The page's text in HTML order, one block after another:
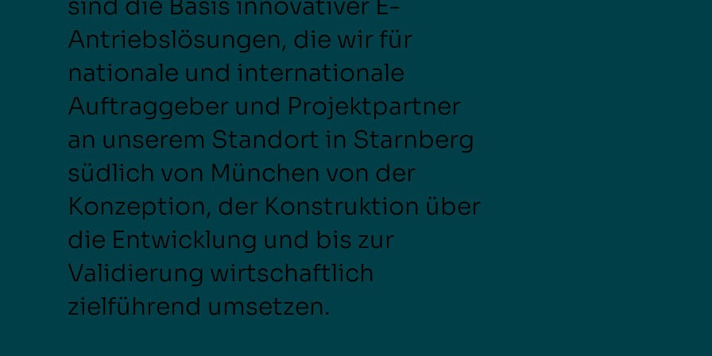
Antriebslösungen, die wir für
nationale und internationale
Auftraggeber und Projektpartner
an unserem Standort in Starnberg
südlich von München von der
Konzeption, der Konstruktion über
die Entwicklung und bis zur
Validierung wirtschaftlich
zielführend umsetzen.